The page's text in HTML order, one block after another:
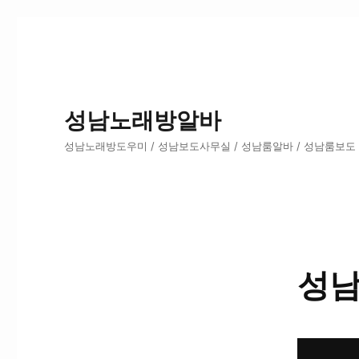
성남노래방알바
성남노래방도우미 / 성남보도사무실 / 성남룸알바 / 성남룸보도
성